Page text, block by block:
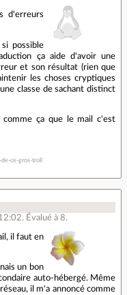
d'erreurs
possible
ça aide d'avoir une
et son résultat (rien que
les choses cryptiques
classe de sachant distinct
comme ça que le mail c'est
ce-gros-troll
. Évalué à 8.
il faut en
un bon
auto-hébergé. Même
il m'a annoncé comme